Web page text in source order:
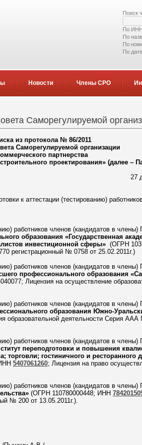
Поиск
По
По
По
По
Новости Члены СРО
Саморегулируемой
из протокола № 86/2011
Саморегулируемой организации
партнерства
проектирования» (далее –
к аттестации (тестированию)
работников членов (кандидатов в члены)
образования «Государственная
инвестиционной сферы» (ОГРН
регистрационный № 0758 от 25.02.2011г.)
работников членов (кандидатов в члены)
профессионального образования
Лицензия на осуществление
работников членов (кандидатов в члены)
образования Южно-
образовательной деятельности Серия
работников членов (кандидатов в члены)
переподготовки и повышения
гостиничного и ресторанного
5407061260; Лицензия на право
работников членов (кандидатов в члены)
(ОГРН 110780000448; ИНН
№ 200 от 13.05.2011г.).